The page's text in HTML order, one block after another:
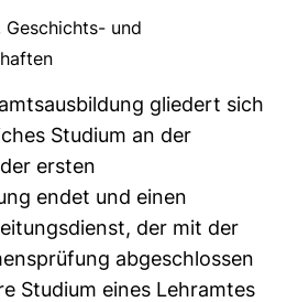
Geschichts- und
gliedert sich
Studium an der
ersten
endet und einen
der mit der
abgeschlossen
Studium eines Lehramtes